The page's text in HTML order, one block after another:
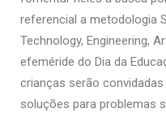
referencial a metodologia
Technology, Engineering,
efeméride do Dia da
crianças serão
soluções para problemas